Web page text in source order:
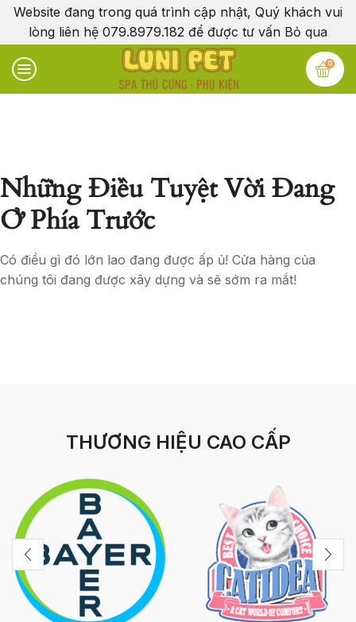
Website đang trong quá trình cập nhật, Quý khách vui
lòng liên hệ 079.8979.182 để được tư vấn Bỏ qua
0
Những Điều Tuyệt Vời Đang
Ở Phía Trước
Có điều gì đó lớn lao đang được ấp ủ! Cửa hàng của
chúng tôi đang được xây dựng và sẽ sớm ra mắt!
THƯƠNG HIỆU CAO CẤP